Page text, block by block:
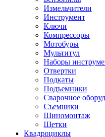
Измельчители
Инструмент
Ключи
Компрессоры
Мотобуры
Мультитул
Наборы
Отвертки
Подкаты
Подъемники
Сварочное
Съемники
Шиномонтаж
Щетки
Квадроциклы